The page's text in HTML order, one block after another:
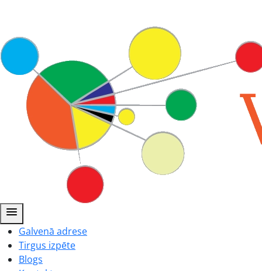
menu
Galvenā adrese
Tirgus izpēte
Blogs